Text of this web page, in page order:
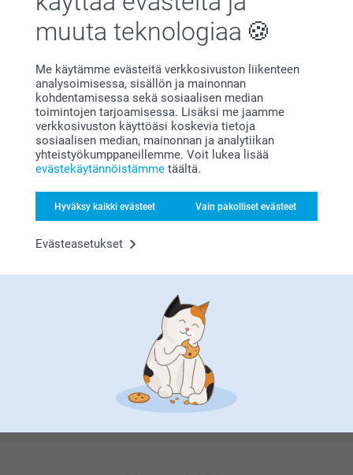
muuta teknologiaa
Me käytämme evästeitä verkkosivuston liikenteen
analysoimisessa, sisällön ja mainonnan
kohdentamisessa sekä sosiaalisen median
toimintojen tarjoamisessa. Lisäksi me jaamme
verkkosivuston käyttöäsi koskevia tietoja
sosiaalisen median, mainonnan ja analytiikan
yhteistyökumppaneillemme. Voit lukea lisää
evästekäytännöistämme täältä.
Hyväksy kaikki evästeet Vain pakolliset evästeet
Evästeasetukset
Bonusta kaikista tilauksista
Etsitkö inspiraatiota?
Olemme täällä sinun vuoksesi